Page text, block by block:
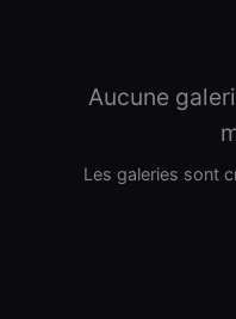
Aucune
Les galeries sont